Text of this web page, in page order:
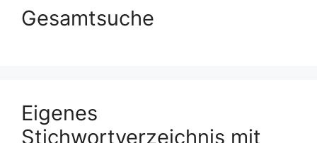
Gesamtsuche
Eigenes
Stichwortverzeichnis mit